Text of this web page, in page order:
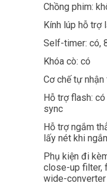
Chồng phim:
Kính lúp hỗ trợ
Self-timer: có,
Khóa cò: có
Cơ chế tự
Hỗ trợ flash:
sync
Hỗ trợ ngắm
lấy nét khi
Phụ kiện đi
close-up filter,
wide-converter